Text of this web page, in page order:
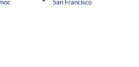
San Francisco